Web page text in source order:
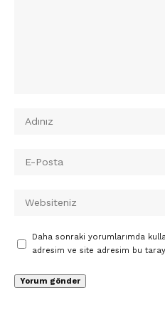
Daha sonraki yorumlarımda
adresim ve site adresim bu